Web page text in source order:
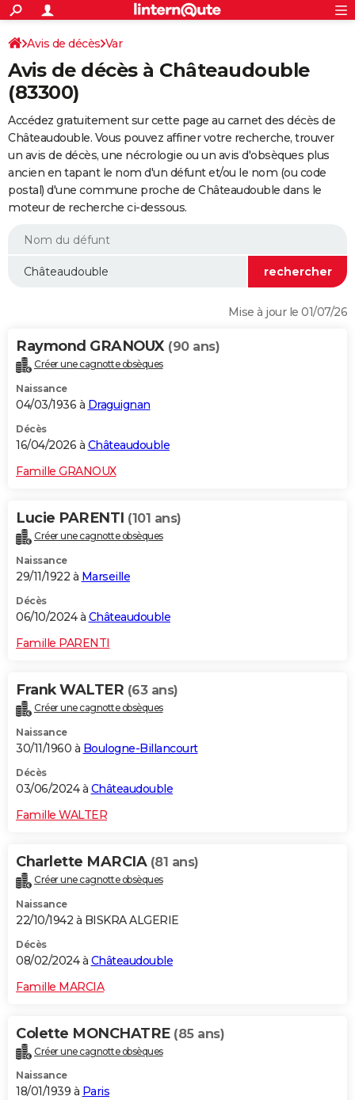
ACTUALITÉS
Politique
Société
Faits Divers
Education
Monde
Villes
+
SPORT
Coupe du monde 2026
Football
Tennis
Cyclisme
Rugby
Forum
FINANCE
Retraite
Impôts
Epargne
Immobilier
Risques naturels par ville
Banque
Assurance
Crédit
Essais
Réserver un essai
Citadines
Berlines
SUV
Forum auto
+
HIGH-TECH
Mobiles
Meilleur smartphone
Internet
Ordinateurs
Jeux vidéo
Guide high-tech
+BRICOLAGE
Forum
Aménagement intérieur
Extérieur
Cuisine
Salle de bains
Jardinage
Rangement
WEEK-END
Guides de France
Escapades
Patrimoine
Expositions
Musées
Week-end nature
LIFESTYLE
Alimentation
Guide de la santé
Maladies
Médicaments
Sommeil
VOYAGE
Destinations
City break
Voyage nature
Voyage de noces
Forum
Climat
+PHOTO
GUIDES D'ACHAT
BONS PLANS
CARTE DE VOEUX
Dictionnaire
Biographies
Citations
Expressions
Proverbes
PROGRAMME TV
COPAINS D'AVANT
S'inscrire
Se connecter
Lycées
Collèges
Primaires
Universités
Entreprises
Service militaire
Avis de recherche
AVIS DE DÉCÈS
Avis de décès Var
Avis de décès à Châteaudouble
(83300)
Accédez gratuitement sur cette page au carnet des décès de
Châteaudouble. Vous pouvez affiner votre recherche, trouver
un avis de décès, une nécrologie ou un avis d'obsèques plus
ancien en tapant le nom d'un défunt et/ou le nom (ou code
postal) d'une commune proche de Châteaudouble dans le
moteur de recherche ci-dessous.
Mise à jour le 01/07/26
Raymond GRANOUX (90 ans)
Créer une cagnotte obsèques
Naissance
04/03/1936 à Draguignan
Décès
16/04/2026 à Châteaudouble
Famille GRANOUX
Lucie PARENTI (101 ans)
Créer une cagnotte obsèques
Naissance
29/11/1922 à Marseille
Décès
06/10/2024 à Châteaudouble
Famille PARENTI
Frank WALTER (63 ans)
Créer une cagnotte obsèques
Naissance
30/11/1960 à Boulogne-Billancourt
Décès
03/06/2024 à Châteaudouble
Famille WALTER
Charlette MARCIA (81 ans)
Créer une cagnotte obsèques
Naissance
22/10/1942 à BISKRA ALGERIE
Décès
08/02/2024 à Châteaudouble
Famille MARCIA
Colette MONCHATRE (85 ans)
Créer une cagnotte obsèques
Naissance
18/01/1939 à Paris